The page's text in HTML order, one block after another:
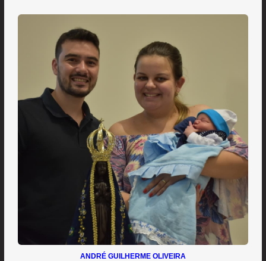
ANDRÉ GUILHERME OLIVEIRA